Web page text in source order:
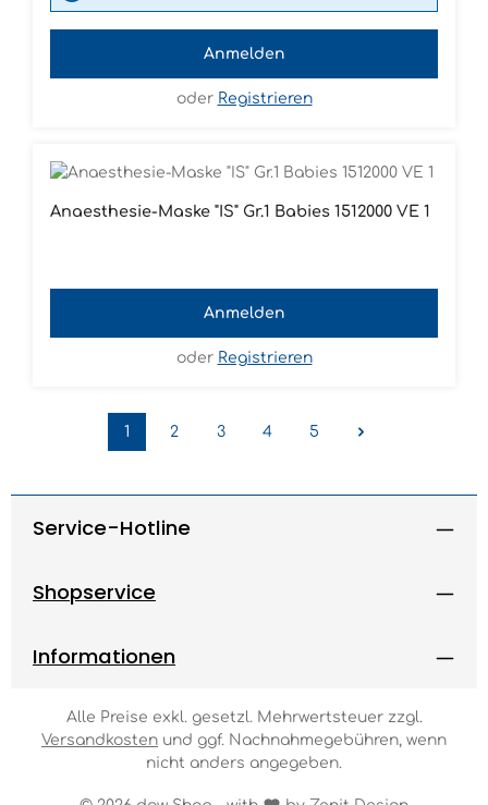
Anmelden
oder Registrieren
Anaesthesie-Maske "IS" Gr.1 Babies 1512000 VE 1
Anmelden
oder Registrieren
Seite
1
Seite
2
Seite
3
Seite
4
Seite
5
Service-Hotline
Shopservice
Informationen
Alle Preise exkl. gesetzl. Mehrwertsteuer zzgl.
Versandkosten und ggf. Nachnahmegebühren, wenn
nicht anders angegeben.